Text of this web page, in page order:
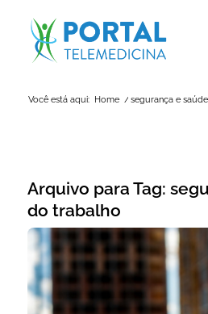
Você está aqui: Home / segurança e
Arquivo para Tag:
do trabalho